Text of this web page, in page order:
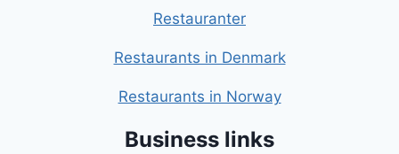
Restauranter
Restaurants in Denmark
Restaurants in Norway
Business links